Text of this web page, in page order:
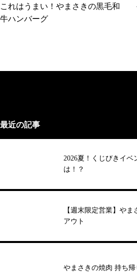
これはうまい！やまさきの黒毛和
牛ハンバーグ
最近の記事
2026夏！くじびきイ
は！？
【週末限定営業】や
アウト
やまさきの焼肉 持ち帰